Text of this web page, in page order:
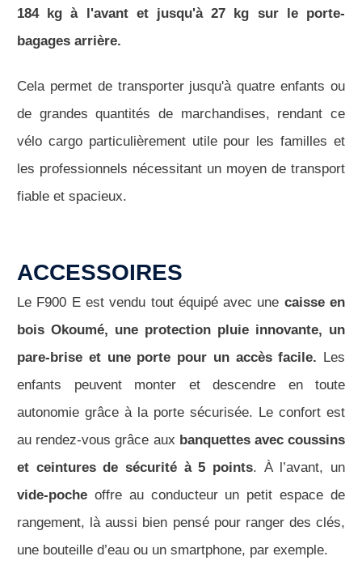
184 kg à l'avant et jusqu'à 27 kg sur le porte-
bagages arrière.
Cela permet de transporter jusqu'à quatre enfants ou
de grandes quantités de marchandises, rendant ce
vélo cargo particulièrement utile pour les familles et
les professionnels nécessitant un moyen de transport
fiable et spacieux.
ACCESSOIRES
Le F900 E est vendu tout équipé avec une caisse en
bois Okoumé, une protection pluie innovante, un
pare-brise et une porte pour un accès facile. Les
enfants peuvent monter et descendre en toute
autonomie grâce à la porte sécurisée. Le confort est
au rendez-vous grâce aux banquettes avec coussins
et ceintures de sécurité à 5 points. À l’avant, un
vide-poche offre au conducteur un petit espace de
rangement, là aussi bien pensé pour ranger des clés,
une bouteille d’eau ou un smartphone, par exemple.